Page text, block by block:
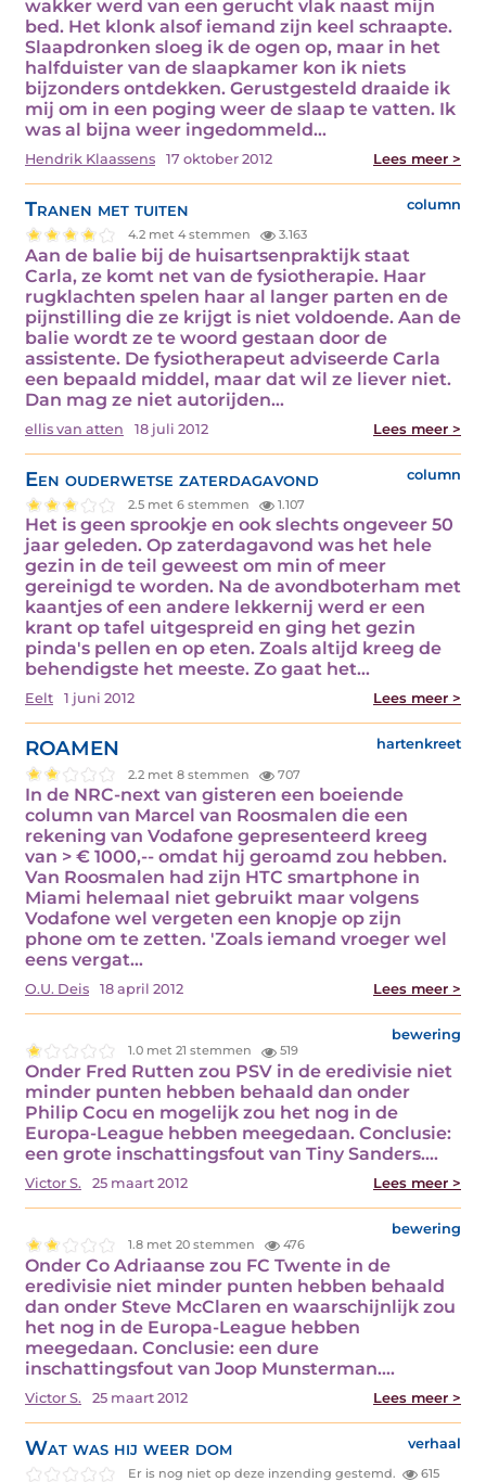
wakker werd van een gerucht vlak naast mijn
bed. Het klonk alsof iemand zijn keel schraapte.
Slaapdronken sloeg ik de ogen op, maar in het
halfduister van de slaapkamer kon ik niets
bijzonders ontdekken. Gerustgesteld draaide ik
mij om in een poging weer de slaap te vatten. Ik
was al bijna weer ingedommeld…
Hendrik Klaassens 17 oktober 2012 Lees meer >
Tranen met tuiten column
4.2 met 4 stemmen 3.163
Aan de balie bij de huisartsenpraktijk staat
Carla, ze komt net van de fysiotherapie. Haar
rugklachten spelen haar al langer parten en de
pijnstilling die ze krijgt is niet voldoende. Aan de
balie wordt ze te woord gestaan door de
assistente. De fysiotherapeut adviseerde Carla
een bepaald middel, maar dat wil ze liever niet.
Dan mag ze niet autorijden…
ellis van atten 18 juli 2012 Lees meer >
Een ouderwetse zaterdagavond column
2.5 met 6 stemmen 1.107
Het is geen sprookje en ook slechts ongeveer 50
jaar geleden. Op zaterdagavond was het hele
gezin in de teil geweest om min of meer
gereinigd te worden. Na de avondboterham met
kaantjes of een andere lekkernij werd er een
krant op tafel uitgespreid en ging het gezin
pinda's pellen en op eten. Zoals altijd kreeg de
behendigste het meeste. Zo gaat het…
Eelt 1 juni 2012 Lees meer >
ROAMEN hartenkreet
2.2 met 8 stemmen 707
In de NRC-next van gisteren een boeiende
column van Marcel van Roosmalen die een
rekening van Vodafone gepresenteerd kreeg
van > € 1000,-- omdat hij geroamd zou hebben.
Van Roosmalen had zijn HTC smartphone in
Miami helemaal niet gebruikt maar volgens
Vodafone wel vergeten een knopje op zijn
phone om te zetten. 'Zoals iemand vroeger wel
eens vergat…
O.U. Deis 18 april 2012 Lees meer >
bewering
1.0 met 21 stemmen 519
Onder Fred Rutten zou PSV in de eredivisie niet
minder punten hebben behaald dan onder
Philip Cocu en mogelijk zou het nog in de
Europa-League hebben meegedaan. Conclusie:
een grote inschattingsfout van Tiny Sanders.…
Victor S. 25 maart 2012 Lees meer >
bewering
1.8 met 20 stemmen 476
Onder Co Adriaanse zou FC Twente in de
eredivisie niet minder punten hebben behaald
dan onder Steve McClaren en waarschijnlijk zou
het nog in de Europa-League hebben
meegedaan. Conclusie: een dure
inschattingsfout van Joop Munsterman.…
Victor S. 25 maart 2012 Lees meer >
Wat was hij weer dom verhaal
Er is nog niet op deze inzending gestemd. 615